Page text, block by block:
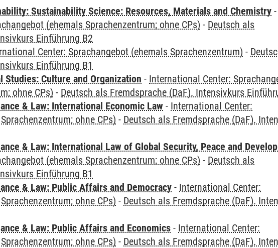
Sustainability Science: Resources, Materials and Chemistry -
(ehemals Sprachenzentrum; ohne CPs) - Deutsch als
Einführung B2
Center: Sprachangebot (ehemals Sprachenzentrum) -
Einführung B1
Studies: Culture and Organization - International Center:
ohne CPs) - Deutsch als Fremdsprache (DaF). Intensivkurs
& Law: International Economic Law - International Center:
ohne CPs) - Deutsch als Fremdsprache (DaF).
& Law: International Law of Global Security, Peace and
(ehemals Sprachenzentrum; ohne CPs) - Deutsch als
Einführung B1
& Law: Public Affairs and Democracy - International Center:
ohne CPs) - Deutsch als Fremdsprache (DaF).
& Law: Public Affairs and Economics - International Center:
ohne CPs) - Deutsch als Fremdsprache (DaF).